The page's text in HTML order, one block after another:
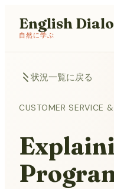
English
自然に学ぶ
状況一覧に戻る
CUSTOMER SERVICE